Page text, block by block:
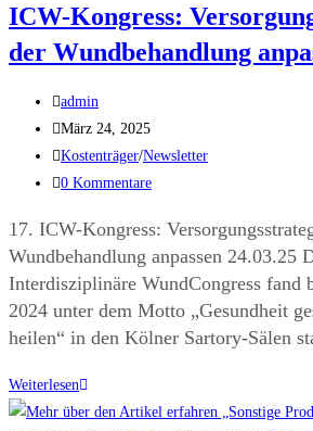
ICW-Kongress:
der Wundbehandlung
admin
März 24, 2025
Kostenträger/Newsletter
0 Kommentare
17. ICW-Kongress:
Wundbehandlung anpassen 24.03.25
Interdisziplinäre WundCongress fand
2024 unter dem Motto „Gesundheit
heilen“ in den Kölner Sartory-Sälen
Weiterlesen